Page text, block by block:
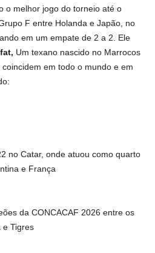
o melhor jogo do torneio até o
F entre Holanda e Japão, no
em um empate de 2 a 2. Ele
Um texano nascido no Marrocos
em todo o mundo e em
no Catar, onde atuou como quarto
e França
da CONCACAF 2026 entre os
e Tigres